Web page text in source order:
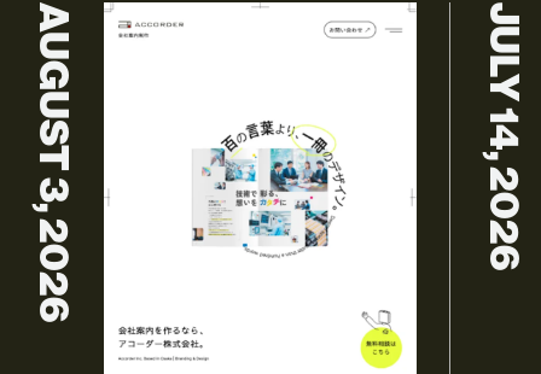
AUGUST 3, 2026 JULY 14, 2026